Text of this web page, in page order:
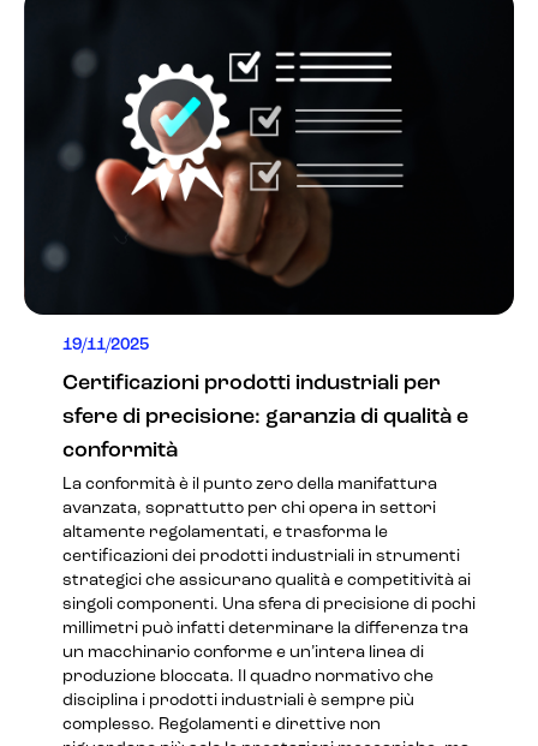
19/11/2025
Certificazioni prodotti industriali per
sfere di precisione: garanzia di qualità e
conformità
La conformità è il punto zero della manifattura
avanzata, soprattutto per chi opera in settori
altamente regolamentati, e trasforma le
certificazioni dei prodotti industriali in strumenti
strategici che assicurano qualità e competitività ai
singoli componenti. Una sfera di precisione di pochi
millimetri può infatti determinare la differenza tra
un macchinario conforme e un’intera linea di
produzione bloccata. Il quadro normativo che
disciplina i prodotti industriali è sempre più
complesso. Regolamenti e direttive non